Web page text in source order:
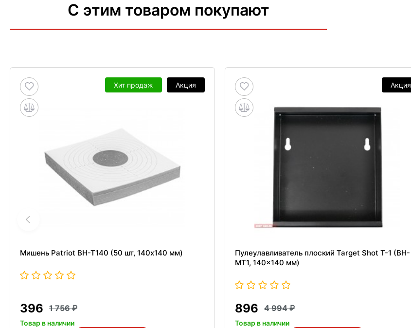
С этим товаром покупают
Хит продаж Акция
Мишень Patriot BH-T140 (50 шт, 140x140 мм)
396 1 756
Товар в наличии
Акция
Пулеулавливатель плоский Target Shot T-1 (BH-
MT1, 140x140 мм)
896 4 994
Товар в наличии